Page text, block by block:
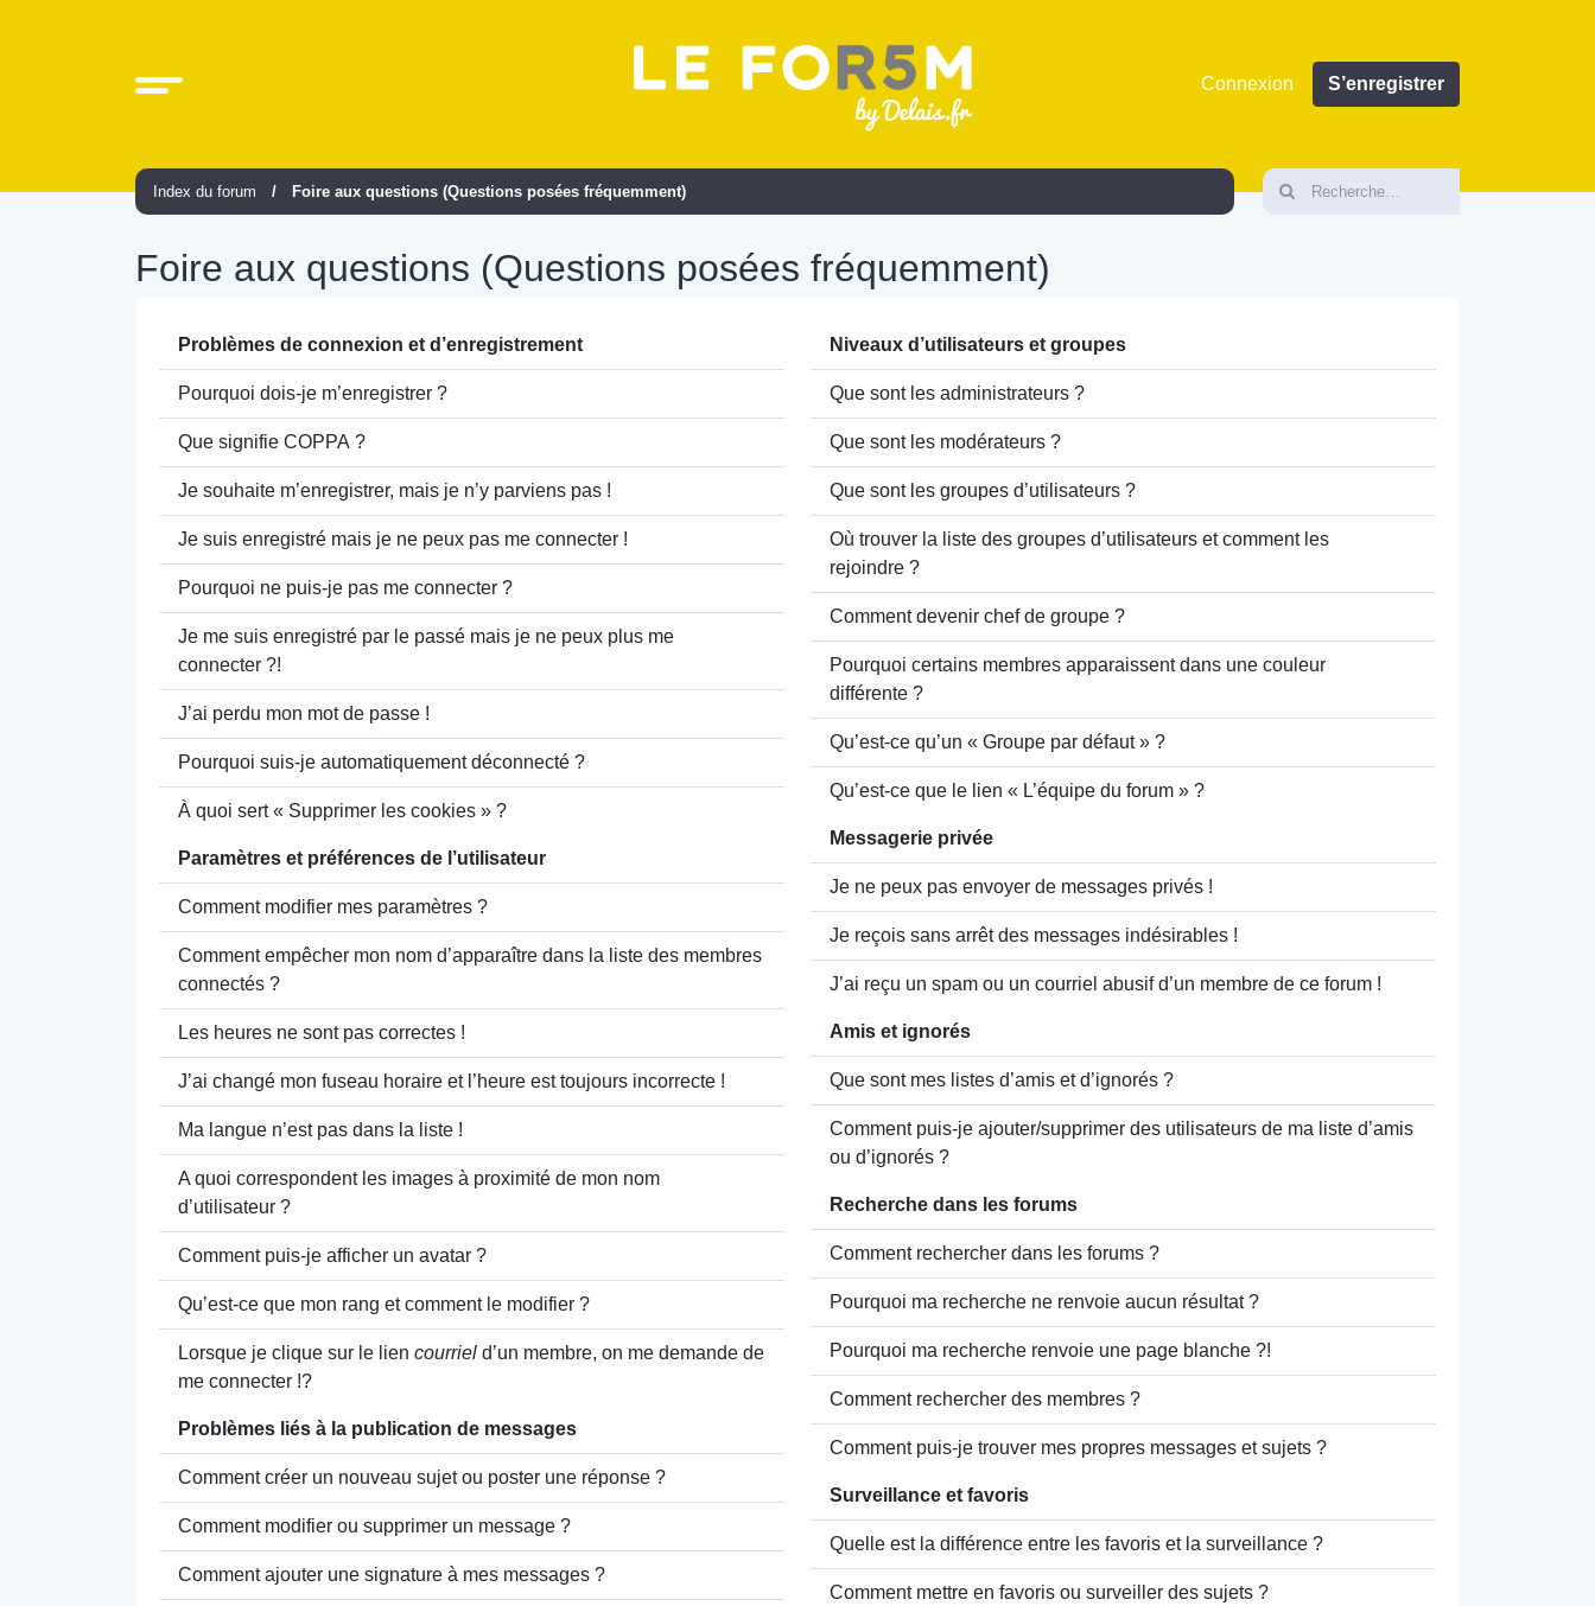
Connexion S’enregistrer
Index du forum Foire aux questions (Questions posées fréquemment)
Foire aux questions (Questions posées fréquemment)
Problèmes de connexion et d’enregistrement
Pourquoi dois-je m’enregistrer ?
Que signifie COPPA ?
Je souhaite m’enregistrer, mais je n’y parviens pas !
Je suis enregistré mais je ne peux pas me connecter !
Pourquoi ne puis-je pas me connecter ?
Je me suis enregistré par le passé mais je ne peux plus me
connecter ?!
J’ai perdu mon mot de passe !
Pourquoi suis-je automatiquement déconnecté ?
À quoi sert « Supprimer les cookies » ?
Paramètres et préférences de l’utilisateur
Comment modifier mes paramètres ?
Comment empêcher mon nom d’apparaître dans la liste des membres
connectés ?
Les heures ne sont pas correctes !
J’ai changé mon fuseau horaire et l’heure est toujours incorrecte !
Ma langue n’est pas dans la liste !
A quoi correspondent les images à proximité de mon nom
d’utilisateur ?
Comment puis-je afficher un avatar ?
Qu’est-ce que mon rang et comment le modifier ?
Lorsque je clique sur le lien courriel d’un membre, on me demande de
me connecter !?
Problèmes liés à la publication de messages
Comment créer un nouveau sujet ou poster une réponse ?
Comment modifier ou supprimer un message ?
Comment ajouter une signature à mes messages ?
Niveaux d’utilisateurs et groupes
Que sont les administrateurs ?
Que sont les modérateurs ?
Que sont les groupes d’utilisateurs ?
Où trouver la liste des groupes d’utilisateurs et comment les
rejoindre ?
Comment devenir chef de groupe ?
Pourquoi certains membres apparaissent dans une couleur
différente ?
Qu’est-ce qu’un « Groupe par défaut » ?
Qu’est-ce que le lien « L’équipe du forum » ?
Messagerie privée
Je ne peux pas envoyer de messages privés !
Je reçois sans arrêt des messages indésirables !
J’ai reçu un spam ou un courriel abusif d’un membre de ce forum !
Amis et ignorés
Que sont mes listes d’amis et d’ignorés ?
Comment puis-je ajouter/supprimer des utilisateurs de ma liste d’amis
ou d’ignorés ?
Recherche dans les forums
Comment rechercher dans les forums ?
Pourquoi ma recherche ne renvoie aucun résultat ?
Pourquoi ma recherche renvoie une page blanche ?!
Comment rechercher des membres ?
Comment puis-je trouver mes propres messages et sujets ?
Surveillance et favoris
Quelle est la différence entre les favoris et la surveillance ?
Comment mettre en favoris ou surveiller des sujets ?